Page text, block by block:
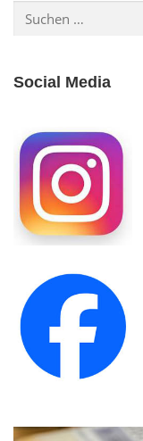
nach:
Social Media